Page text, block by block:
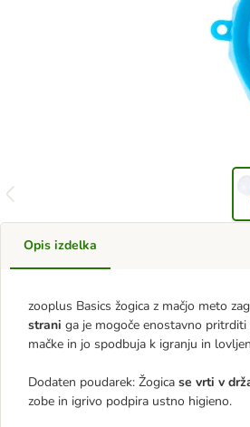
Opis izdelka
zooplus Basics žogica z mačjo meto
strani ga je mogoče enostavno
mačke in jo spodbuja k igranju in
Dodaten poudarek: Žogica se vrti v
zobe in igrivo podpira ustno higieno.